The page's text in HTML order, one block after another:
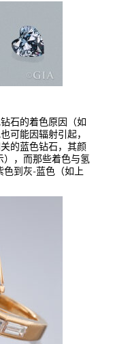
石的着色原因（如
可能因辐射引起，
的蓝色钻石，其颜
，而那些着色与氢
色到灰-蓝色（如上